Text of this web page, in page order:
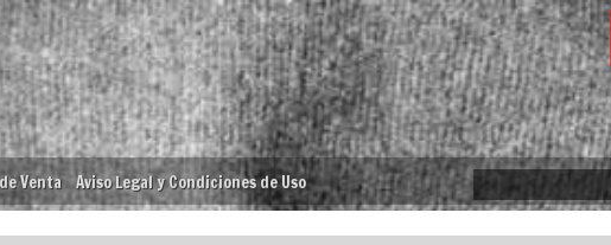
Venta Aviso Legal y Condiciones de Uso